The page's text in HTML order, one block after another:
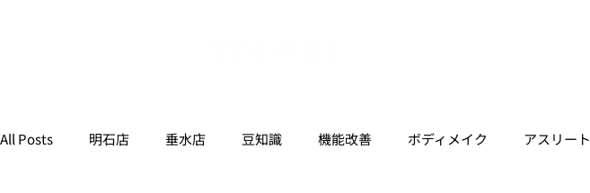
All Posts 明石店 垂水店 豆知識 機能改善 ボディメイク アスリート